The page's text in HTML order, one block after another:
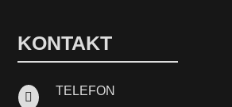
KONTAKT
 TELEFON